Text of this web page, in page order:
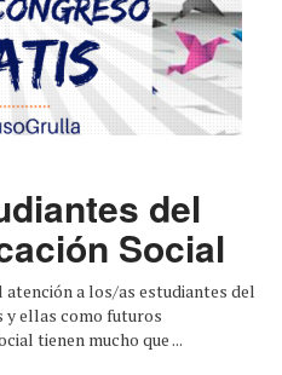
del
Social
a los/as estudiantes del
y ellas como futuros
tienen mucho que ...